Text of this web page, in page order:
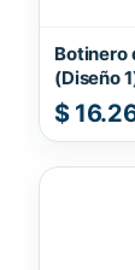
Botinero
(Diseño
$